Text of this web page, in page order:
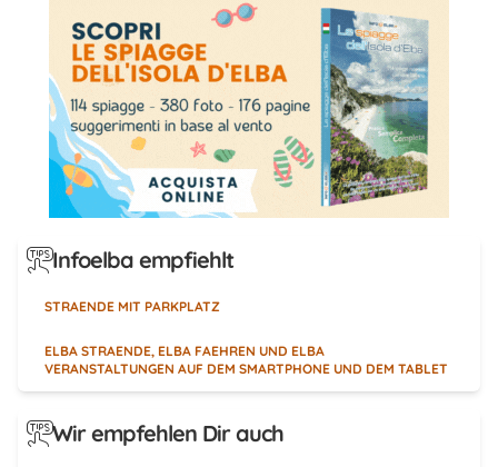
Infoelba empfiehlt
STRAENDE MIT PARKPLATZ
ELBA STRAENDE, ELBA FAEHREN UND ELBA
VERANSTALTUNGEN AUF DEM SMARTPHONE UND DEM TABLET
Wir empfehlen Dir auch